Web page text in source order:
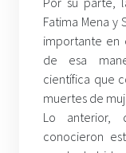
Fatima Mena y
importante en
de esa
científica que
muertes de
Lo anterior,
conocieron